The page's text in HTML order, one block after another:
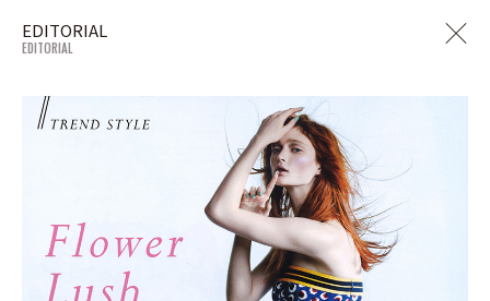
EDITORIAL
EDITORIAL